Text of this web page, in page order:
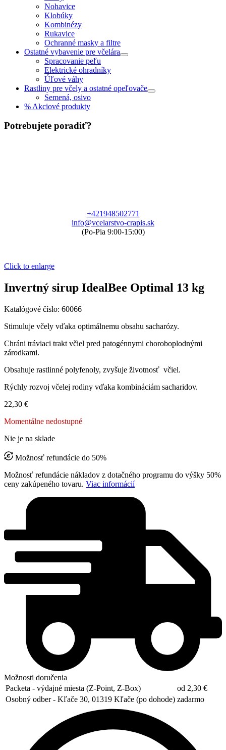
Nohavice
Klobúky
Kombinézy
Rukavice
Ochranné masky a filtre
Ostatné vybavenie pre včelára
Spracovanie peľu
Elektrické ohradníky
Úľové váhy
Rastliny pre včely a ostatné opeľovače
Semená, osivo
% Akciové produkty
Potrebujete poradiť?
+421948502771
info@vcelarstvo-crapis.sk
(Po-Pia 9:00-15:00)
Click to enlarge
Invertný sirup IdealBee Optimal 13 kg
Katalógové číslo: 60066
Stimuluje včely vďaka optimálnemu obsahu sacharózy.
Chráni tráviaci trakt včiel pred patogénnymi choroboplodnými
zárodkami.
Obsahuje rastlinné polyfenoly, zvyšuje životnosť včiel.
Rýchly rozvoj včelej rodiny vďaka kombináciám sacharidov.
22,30 €
Momentálne nedostupné
Nie je na sklade
Možnosť refundácie do 50%
Možnosť refundácie nákladov z dotačného programu do výšky 50%
ceny zakúpeného tovaru. Viac informácií
Možnosti doručenia
Packeta - výdajné miesta (Z-Point, Z-Box)
od 2,30 €
Osobný odber - Kľače 30, 01319 Kľače (po dohode) zadarmo